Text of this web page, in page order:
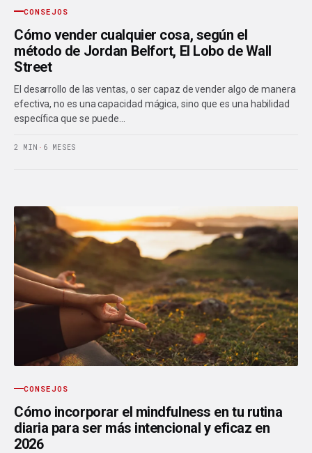
CONSEJOS
Cómo vender cualquier cosa, según el
método de Jordan Belfort, El Lobo de Wall
Street
El desarrollo de las ventas, o ser capaz de vender algo de manera
efectiva, no es una capacidad mágica, sino que es una habilidad
específica que se puede…
2 MIN · 6 MESES
CONSEJOS
Cómo incorporar el mindfulness en tu rutina
diaria para ser más intencional y eficaz en
2026